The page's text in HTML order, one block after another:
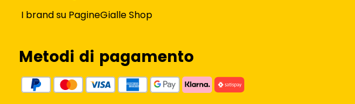
I brand su PagineGialle Shop
Metodi di pagamento